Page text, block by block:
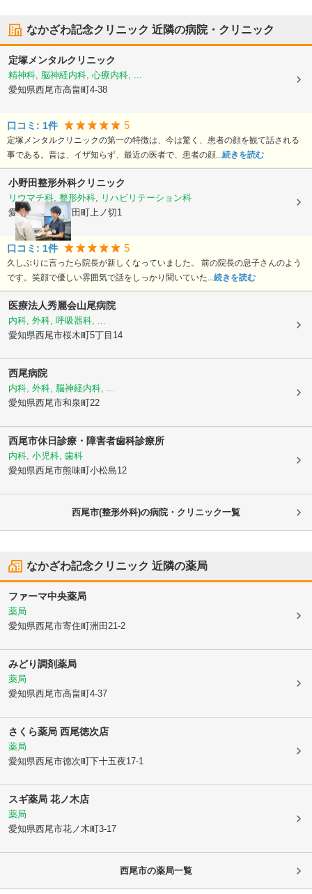
なかざわ記念クリニック 近隣の病院・クリニック
定塚メンタルクリニック
精神科, 脳神経内科, 心療内科, ...
愛知県西尾市高畠町4-38
口コミ: 1件 5
定塚メンタルクリニックの第一の特徴は、今は驚く、患者の顔を観て話される
事である。昔は、イザ知らず、最近の医者で、患者の顔... 続きを読む
小野田整形外科クリニック
リウマチ科, 整形外科, リハビリテーション科
愛知県西尾市 丁田町上ノ切1
口コミ: 1件 5
久しぶりに言ったら院長が新しくなっていました。 前の院長の息子さんのよう
です。笑顔で優しい雰囲気で話をしっかり聞いていた... 続きを読む
医療法人秀麗会山尾病院
内科, 外科, 呼吸器科, ...
愛知県西尾市桜木町5丁目14
西尾病院
内科, 外科, 脳神経内科, ...
愛知県西尾市和泉町22
西尾市休日診療・障害者歯科診療所
内科, 小児科, 歯科
愛知県西尾市熊味町小松島12
西尾市(整形外科)の病院・クリニック一覧
なかざわ記念クリニック 近隣の薬局
ファーマ中央薬局
薬局
愛知県西尾市寄住町洲田21-2
みどり調剤薬局
薬局
愛知県西尾市高畠町4-37
さくら薬局 西尾徳次店
薬局
愛知県西尾市徳次町下十五夜17-1
スギ薬局 花ノ木店
薬局
愛知県西尾市花ノ木町3-17
西尾市の薬局一覧